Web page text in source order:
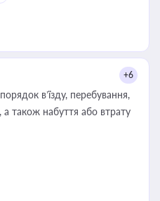
+6
в’їзду, перебування,
а також набуття або втрату